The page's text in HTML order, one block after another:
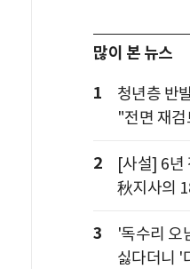
많이 본 뉴스
1
청년층 반
"전면 재
2
[사설] 6년
秋지사의
3
'독수리
싫다더니 '